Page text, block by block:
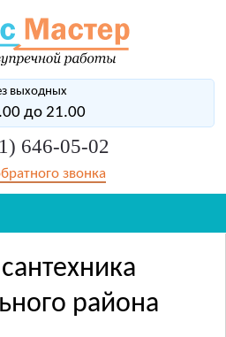
выходных
до 21.00
646-05-02
звонка
района